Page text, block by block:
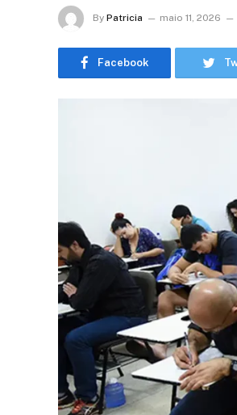
By Patricia maio 11, 2026
Facebook